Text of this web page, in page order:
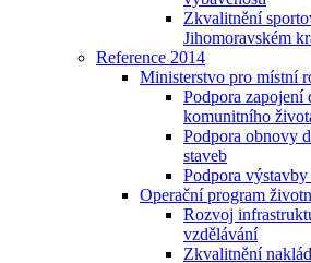
Zkvalitnění
Jihomoravském
Reference 2014
Ministerstvo pro místní
Podpora zapojení
komunitního
Podpora obnovy
staveb
Podpora
Operační program
Rozvoj
vzdělávání
Zkvalitnění